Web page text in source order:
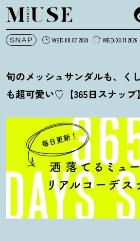
オトナミューズ ウェブ
SNAP WED.08.07 2024 WED.03.11 2026
旬のメッシュサンダルも、く
も超可愛い♡【365日スナップ